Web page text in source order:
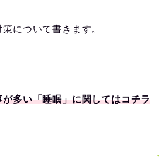
について書きます。
多い「睡眠」に関してはコチラ